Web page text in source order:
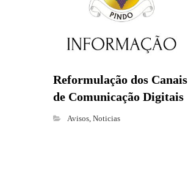
Reformulação dos Canais
de Comunicação Digitais
Avisos, Noticias